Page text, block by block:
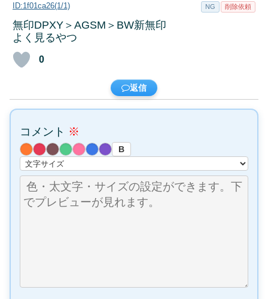
ID:1f01ca26(1/1) NG 削除依頼
無印DPXY＞AGSM＞BW新無印
よく見るやつ
0
返信
コメント ※
B